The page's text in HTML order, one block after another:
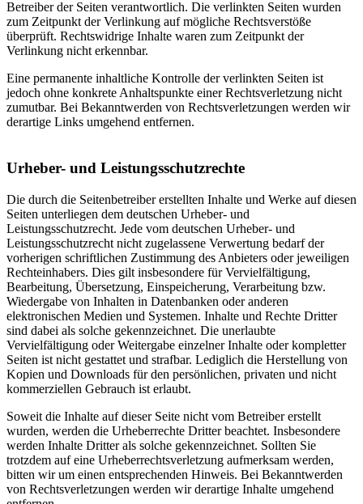
Betreiber der Seiten verantwortlich. Die verlinkten Seiten wurden
zum Zeitpunkt der Verlinkung auf mögliche Rechtsverstöße
überprüft. Rechtswidrige Inhalte waren zum Zeitpunkt der
Verlinkung nicht erkennbar.
Eine permanente inhaltliche Kontrolle der verlinkten Seiten ist
jedoch ohne konkrete Anhaltspunkte einer Rechtsverletzung nicht
zumutbar. Bei Bekanntwerden von Rechtsverletzungen werden wir
derartige Links umgehend entfernen.
Urheber- und Leistungsschutzrechte
Die durch die Seitenbetreiber erstellten Inhalte und Werke auf diesen
Seiten unterliegen dem deutschen Urheber- und
Leistungsschutzrecht. Jede vom deutschen Urheber- und
Leistungsschutzrecht nicht zugelassene Verwertung bedarf der
vorherigen schriftlichen Zustimmung des Anbieters oder jeweiligen
Rechteinhabers. Dies gilt insbesondere für Vervielfältigung,
Bearbeitung, Übersetzung, Einspeicherung, Verarbeitung bzw.
Wiedergabe von Inhalten in Datenbanken oder anderen
elektronischen Medien und Systemen. Inhalte und Rechte Dritter
sind dabei als solche gekennzeichnet. Die unerlaubte
Vervielfältigung oder Weitergabe einzelner Inhalte oder kompletter
Seiten ist nicht gestattet und strafbar. Lediglich die Herstellung von
Kopien und Downloads für den persönlichen, privaten und nicht
kommerziellen Gebrauch ist erlaubt.
Soweit die Inhalte auf dieser Seite nicht vom Betreiber erstellt
wurden, werden die Urheberrechte Dritter beachtet. Insbesondere
werden Inhalte Dritter als solche gekennzeichnet. Sollten Sie
trotzdem auf eine Urheberrechtsverletzung aufmerksam werden,
bitten wir um einen entsprechenden Hinweis. Bei Bekanntwerden
von Rechtsverletzungen werden wir derartige Inhalte umgehend